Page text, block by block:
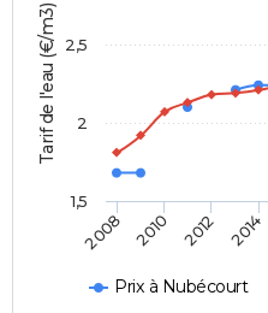
Tarif de l'eau (€/m3)
Prix à Nubécourt
2008 2010 2012 2014
1,5
2
2,5